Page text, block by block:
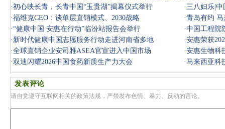
AI赋能峰
·初心映长青，长青中国“玉贵湖”揭幕仪式举行 ·三八妇乐|
·福维克CEO：谈单层直销模式、2030战略 ·青岛有约
·“健康中国 安惠在行动”临汾站报告会举行 ·中国工程院
· 新时代健康中国志愿服务行动走进河南省多地 ·安惠荣获
·全球直销企业安司雅ASEA官宣进入中国市场 ·安惠生物科
·双迪闪耀2026中国食药新质生产力大会 ·马来西亚科
发表评论
请自觉遵守互联网相关的政策法规，严禁发布色情、暴力、反动的言论。